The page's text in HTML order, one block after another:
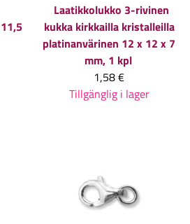
Laatikkolukko 3-rivinen
kukka kirkkailla kristalleilla
platinanvärinen 12 x 12 x 7
mm, 1 kpl
1,58 €
Tillgänglig i lager